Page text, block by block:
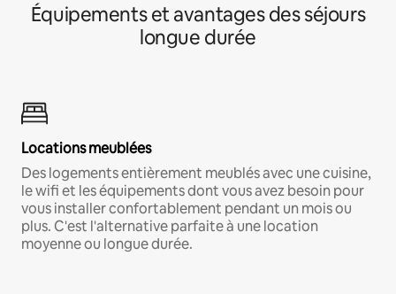
Équipements et avantages des séjours
longue durée
Locations meublées
Des logements entièrement meublés avec une cuisine,
le wifi et les équipements dont vous avez besoin pour
vous installer confortablement pendant un mois ou
plus. C'est l'alternative parfaite à une location
moyenne ou longue durée.